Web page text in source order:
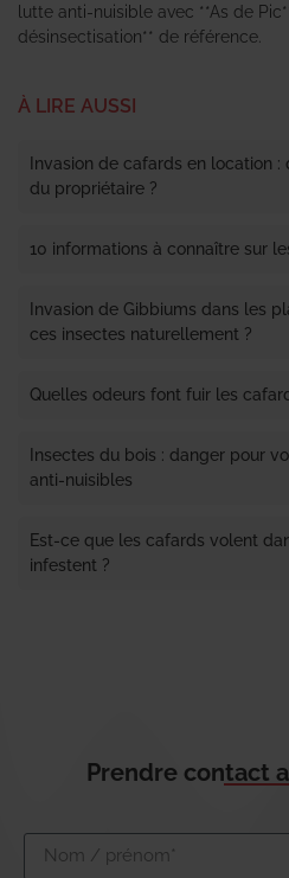
lutte anti-nuisible avec **As de
désinsectisation** de référence.
À LIRE AUSSI
Invasion de cafards en location
du propriétaire ?
10 informations à connaître sur
Invasion de Gibbiums dans les
ces insectes naturellement ?
Quelles odeurs font fuir les
Insectes du bois : danger pour
anti-nuisibles
Est-ce que les cafards volent
infestent ?
Prendre contact